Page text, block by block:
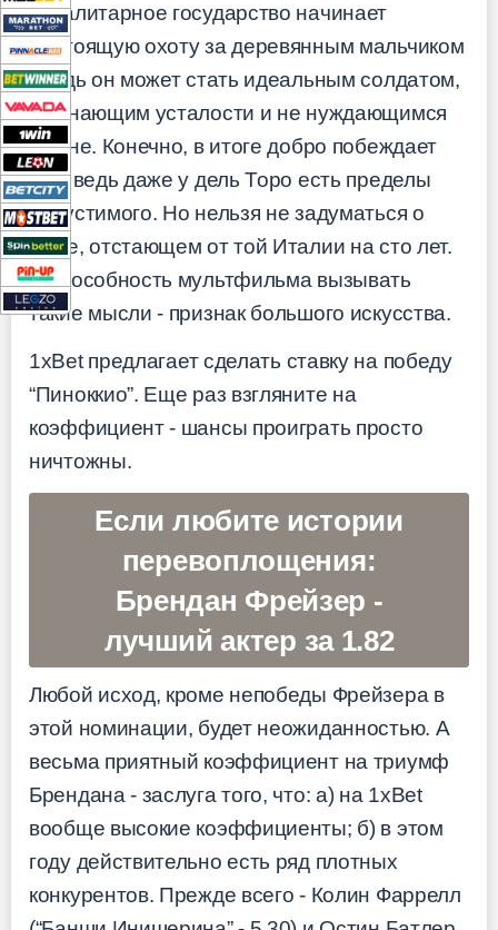
Тоталитарное государство начинает
настоящую охоту за деревянным мальчиком
- ведь он может стать идеальным солдатом,
не знающим усталости и не нуждающимся
во сне. Конечно, в итоге добро побеждает
зло, ведь даже у дель Торо есть пределы
допустимого. Но нельзя не задуматься о
мире, отстающем от той Италии на сто лет.
И способность мультфильма вызывать
такие мысли - признак большого искусства.
1xBet предлагает сделать ставку на победу
“Пиноккио”. Еще раз взгляните на
коэффициент - шансы проиграть просто
ничтожны.
Если любите истории
перевоплощения:
Брендан Фрейзер -
лучший актер за 1.82
Любой исход, кроме непобеды Фрейзера в
этой номинации, будет неожиданностью. А
весьма приятный коэффициент на триумф
Брендана - заслуга того, что: а) на 1xBet
вообще высокие коэффициенты; б) в этом
году действительно есть ряд плотных
конкурентов. Прежде всего - Колин Фаррелл